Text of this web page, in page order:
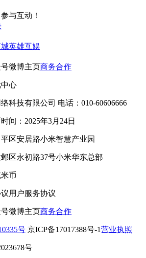
与互动！
英雄互娱
微博主页商务合作
心
科技有限公司 电话：010-60606666
间：2025年3月24日
区安居路小米智慧产业园
区永初路37号小米华东总部
米币
用户服务协议
微博主页商务合作
号 京ICP备17017388号-1营业执照
号